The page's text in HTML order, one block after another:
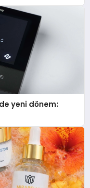
yeni dönem: